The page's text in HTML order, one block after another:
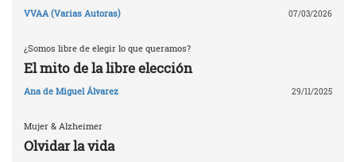
VVAA (Varias Autoras) 07/03/2026
¿Somos libre de elegir lo que queramos?
El mito de la libre elección
Ana de Miguel Álvarez 29/11/2025
Mujer & Alzheimer
Olvidar la vida